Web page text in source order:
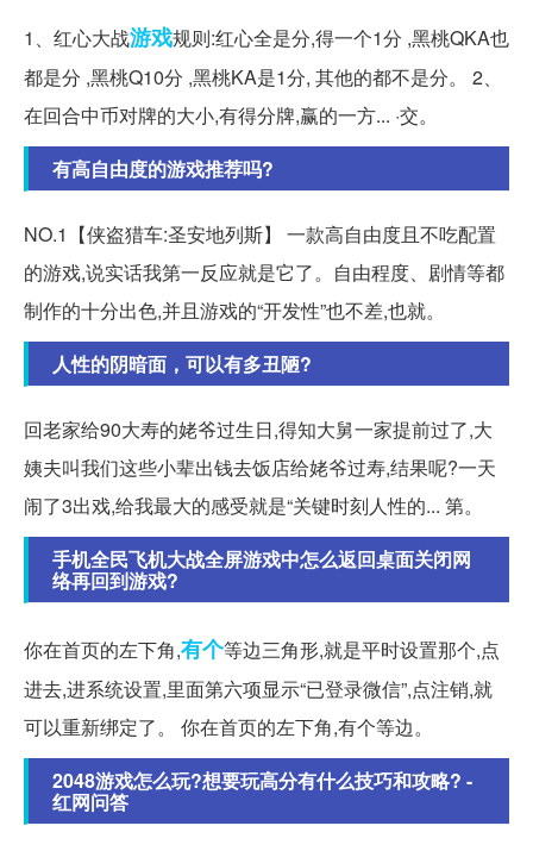
1、红心大战游戏规则:红心全是分,得一个1分 ,黑桃QKA也
都是分 ,黑桃Q10分 ,黑桃KA是1分, 其他的都不是分。 2、
在回合中币对牌的大小,有得分牌,赢的一方... ·交。
有高自由度的游戏推荐吗?
NO.1【侠盗猎车:圣安地列斯】 一款高自由度且不吃配置
的游戏,说实话我第一反应就是它了。自由程度、剧情等都
制作的十分出色,并且游戏的“开发性”也不差,也就。
人性的阴暗面，可以有多丑陋?
回老家给90大寿的姥爷过生日,得知大舅一家提前过了,大
姨夫叫我们这些小辈出钱去饭店给姥爷过寿,结果呢?一天
闹了3出戏,给我最大的感受就是“关键时刻人性的... 第。
手机全民飞机大战全屏游戏中怎么返回桌面关闭网
络再回到游戏?
你在首页的左下角,有个等边三角形,就是平时设置那个,点
进去,进系统设置,里面第六项显示“已登录微信”,点注销,就
可以重新绑定了。 你在首页的左下角,有个等边。
2048游戏怎么玩?想要玩高分有什么技巧和攻略? -
红网问答